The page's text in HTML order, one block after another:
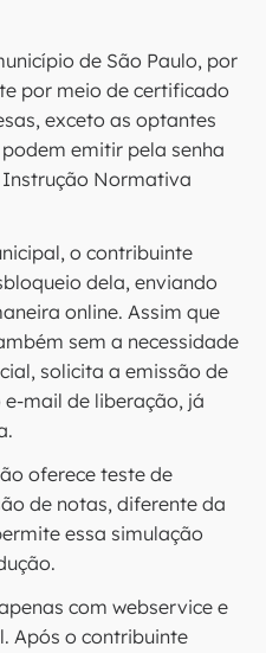
de São Paulo, por
por meio de certificado
exceto as optantes
emitir pela senha
Normativa
o contribuinte
dela, enviando
online. Assim que
sem a necessidade
solicita a emissão de
e-mail de liberação, já
oferece teste de
de notas, diferente da
essa simulação
com webservice e
Após o contribuinte